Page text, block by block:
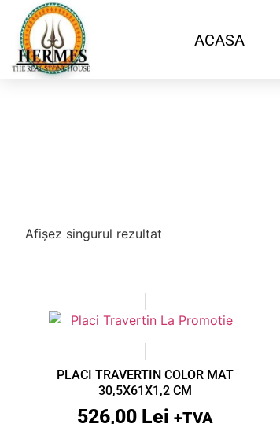
ACASA
Afișez singurul rezultat
PLACI TRAVERTIN COLOR MAT
30,5X61X1,2 CM
526,00 Lei +TVA